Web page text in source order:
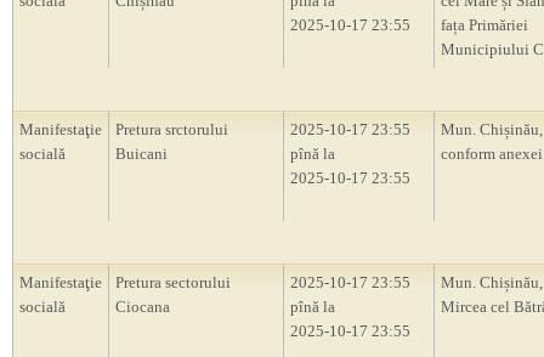
2025-10-17 23:55
fața Primăriei
Municipiului
Manifestaţie
socială
Pretura srctorului
Buicani
2025-10-17 23:55
pînă la
2025-10-17 23:55
Mun.
conform anexei
Manifestaţie
socială
Pretura sectorului
Ciocana
2025-10-17 23:55
pînă la
2025-10-17 23:55
Mun.
Mircea cel